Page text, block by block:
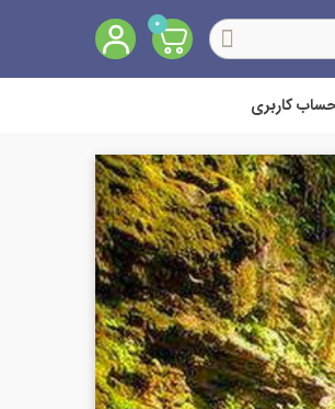
0
کاربری